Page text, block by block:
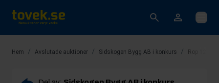
Öppna
Hem / Avslutade auktioner / Sidskogen Bygg AB i konkurs / Rop 12: